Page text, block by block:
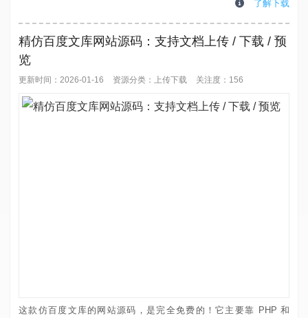
之选。模板可以做下载站也可以做资讯网站，模板整体很简洁。发布
文章的时候填写下载地址内容页的下...
了解下载
精仿百度文库网站源码：支持文档上传 / 下载 / 预
览
更新时间：2026-01-16 资源分类： 上传下载 关注度：156
这款仿百度文库的网站源码，是完全免费的！它主要靠 PHP 和